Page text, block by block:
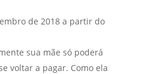
de 2018 a partir do
sua mãe só poderá
voltar a pagar. Como ela